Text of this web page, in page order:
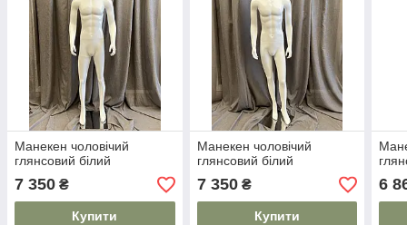
Манекен чоловічий
глянсовий білий
7 350 ₴
Купити
Манекен чоловічий
глянсовий білий
7 350₴
Купити
6